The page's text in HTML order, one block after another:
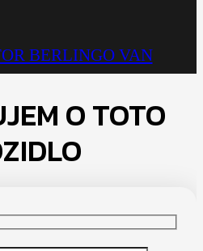
BERLINGO VAN
O TOTO